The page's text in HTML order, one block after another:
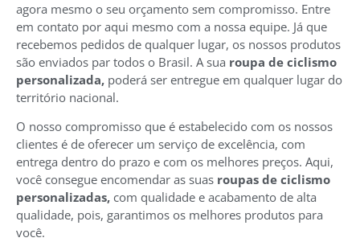
agora mesmo o seu orçamento sem compromisso. Entre
em contato por aqui mesmo com a nossa equipe. Já que
recebemos pedidos de qualquer lugar, os nossos produtos
são enviados par todos o Brasil. A sua roupa de ciclismo
personalizada, poderá ser entregue em qualquer lugar do
território nacional.
O nosso compromisso que é estabelecido com os nossos
clientes é de oferecer um serviço de excelência, com
entrega dentro do prazo e com os melhores preços. Aqui,
você consegue encomendar as suas roupas de ciclismo
personalizadas, com qualidade e acabamento de alta
qualidade, pois, garantimos os melhores produtos para
você.